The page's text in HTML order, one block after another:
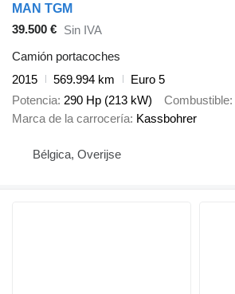
MAN TGM
39.500 € Sin IVA
Camión portacoches
2015
569.994 km
Euro 5
Potencia 290 Hp (213 kW) Combustible
Marca de la carrocería Kassbohrer
Bélgica, Overijse